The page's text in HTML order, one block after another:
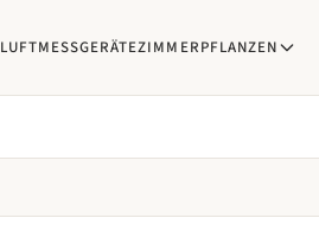
LUFTMESSGERÄTEZIMMERPFLANZEN